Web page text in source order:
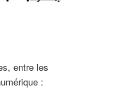
entre les
: